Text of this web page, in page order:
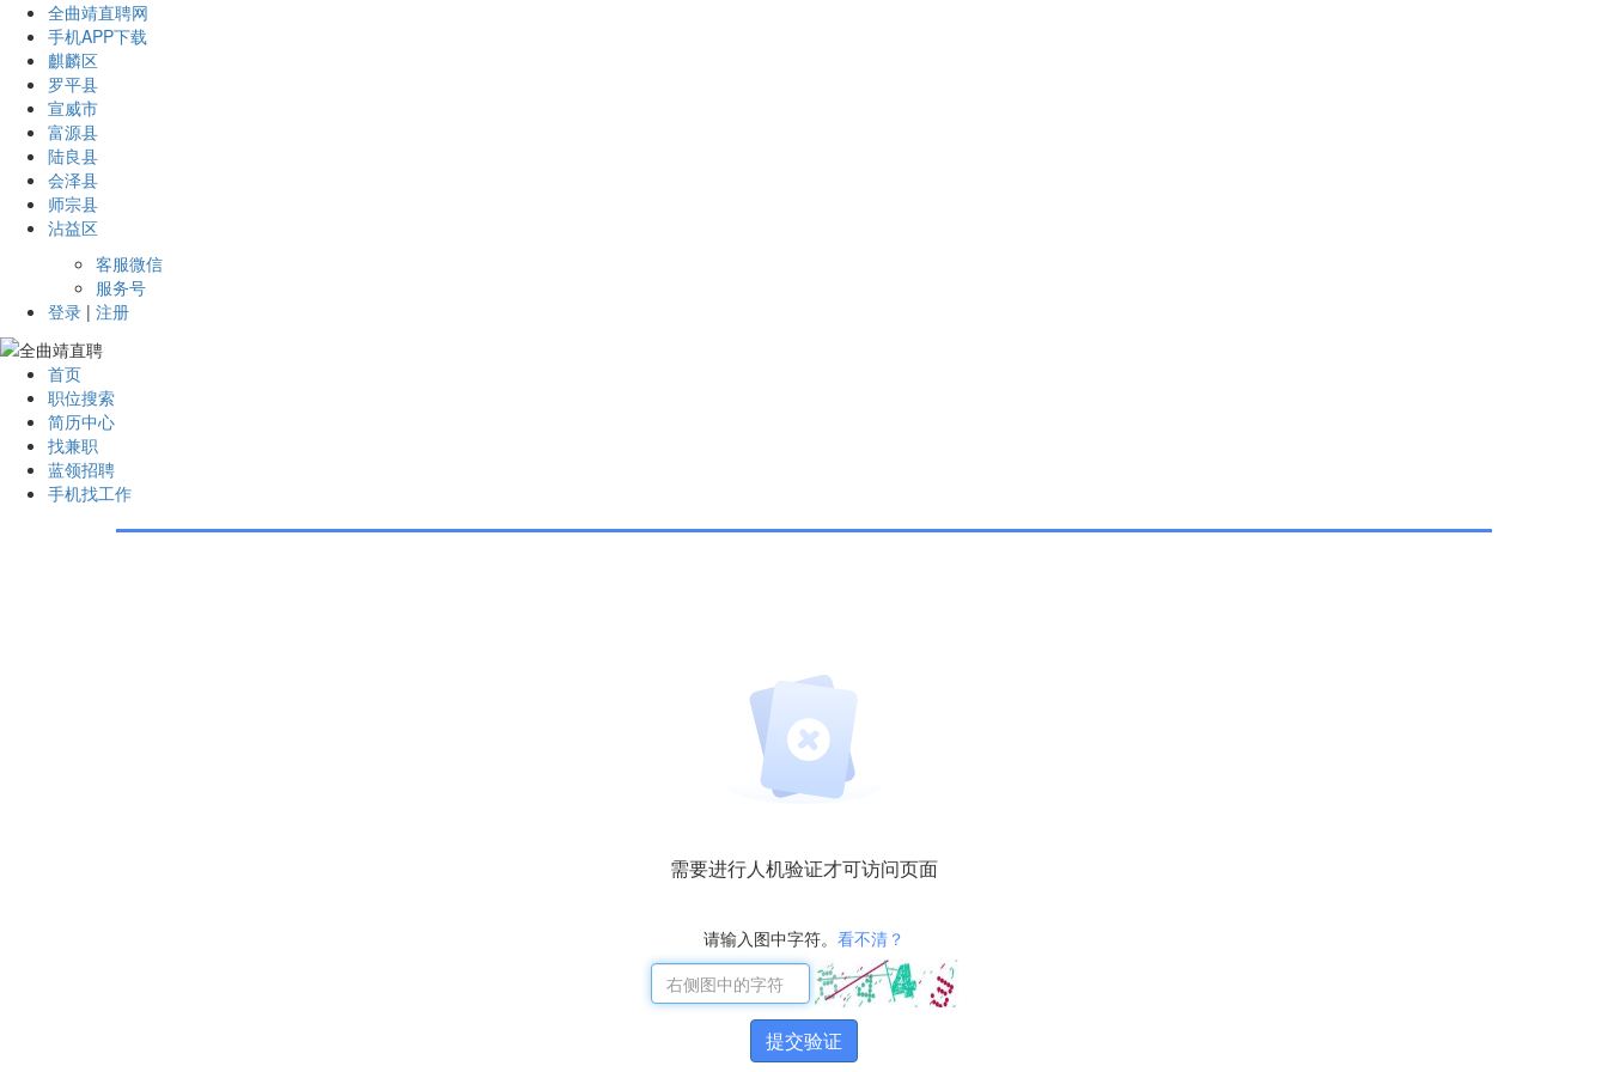
全曲靖直聘网
手机APP下载
麒麟区
罗平县
宣威市
富源县
陆良县
会泽县
师宗县
沾益区
客服微信
服务号
登录 | 注册
首页
职位搜索
简历中心
找兼职
蓝领招聘
手机找工作
需要进行人机验证才可访问页面
请输入图中字符。 看不清？
提交验证